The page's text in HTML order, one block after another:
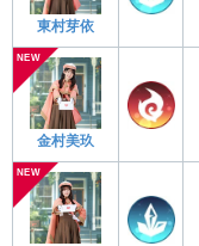
東村芽依
金村美玖